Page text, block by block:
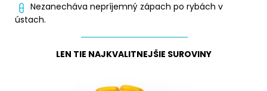
Nezanecháva nepríjemný zápach po rybách v
ústach.
LEN TIE NAJKVALITNEJŠIE SUROVINY